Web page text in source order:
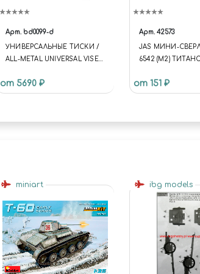
Арт. bd0099-d
УНИВЕРСАЛЬНЫЕ ТИСКИ /
ALL-METAL UNIVERSAL VISE
от 5690 ₽
Арт. 42573
JAS МИНИ-
6542 (M2)
от 151 ₽
miniart ibg models